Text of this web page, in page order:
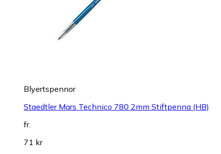
Blyertspennor
Staedtler Mars Technico 780 2mm Stiftpenna (HB)
fr.
71 kr